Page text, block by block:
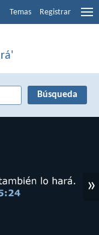
Temas Registrar
»